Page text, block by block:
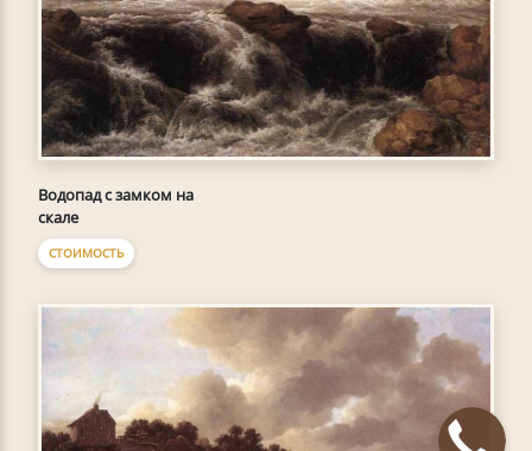
Водопад с замком на
скале
СТОИМОСТЬ